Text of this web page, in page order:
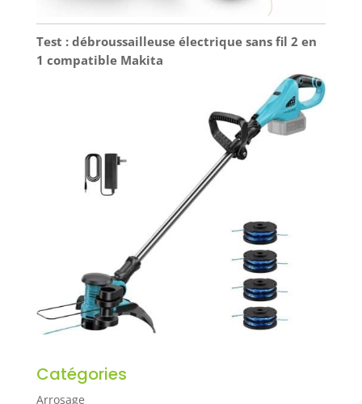
Test : débroussailleuse électrique sans fil 2 en
1 compatible Makita
Catégories
Arrosage